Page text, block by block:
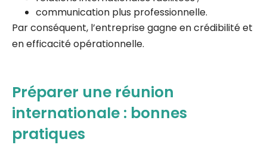
communication plus professionnelle.
Par conséquent, l’entreprise gagne en crédibilité et
en efficacité opérationnelle.
Préparer une réunion
internationale : bonnes
pratiques